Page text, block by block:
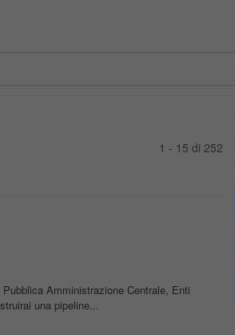
1 - 15 di 252
Amministrazione Centrale, Enti
una pipeline...